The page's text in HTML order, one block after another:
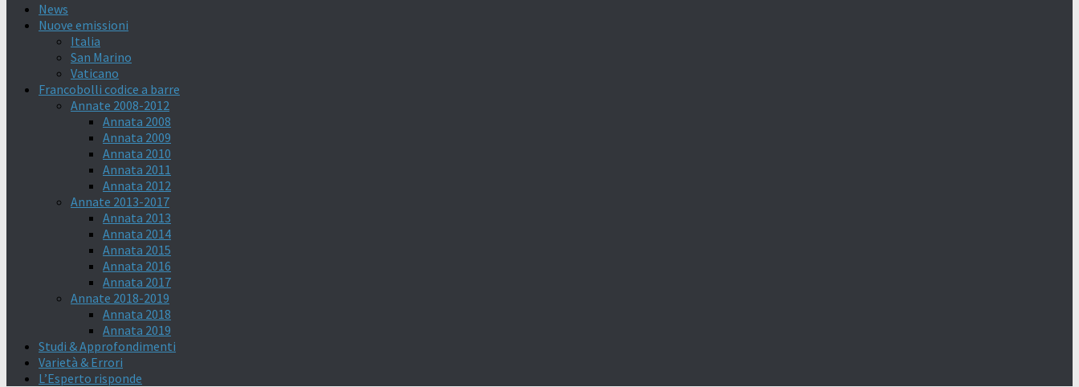
News
Nuove emissioni
Italia
San Marino
Vaticano
Francobolli codice a barre
Annate 2008-2012
Annata 2008
Annata 2009
Annata 2010
Annata 2011
Annata 2012
Annate 2013-2017
Annata 2013
Annata 2014
Annata 2015
Annata 2016
Annata 2017
Annate 2018-2019
Annata 2018
Annata 2019
Studi & Approfondimenti
Varietà & Errori
L’Esperto risponde